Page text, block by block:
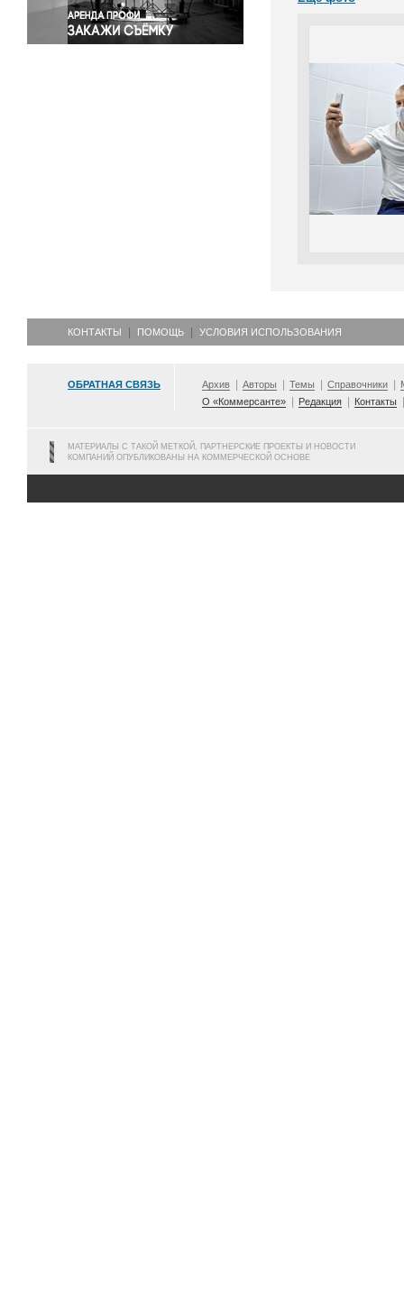
Экономика и бизнес
КОНТАКТЫ ПОМОЩЬ УСЛОВИЯ ИСПОЛЬЗОВАНИЯ
ОБРАТНАЯ СВЯЗЬ Архив Авторы Темы Справочники
О «Коммерсанте»
Редакция Контакты
МАТЕРИАЛЫ С ТАКОЙ МЕТКОЙ, ПАРТНЕРСКИЕ ПРОЕКТЫ И НОВОСТИ
КОМПАНИЙ ОПУБЛИКОВАНЫ НА КОММЕРЧЕСКОЙ ОСНОВЕ